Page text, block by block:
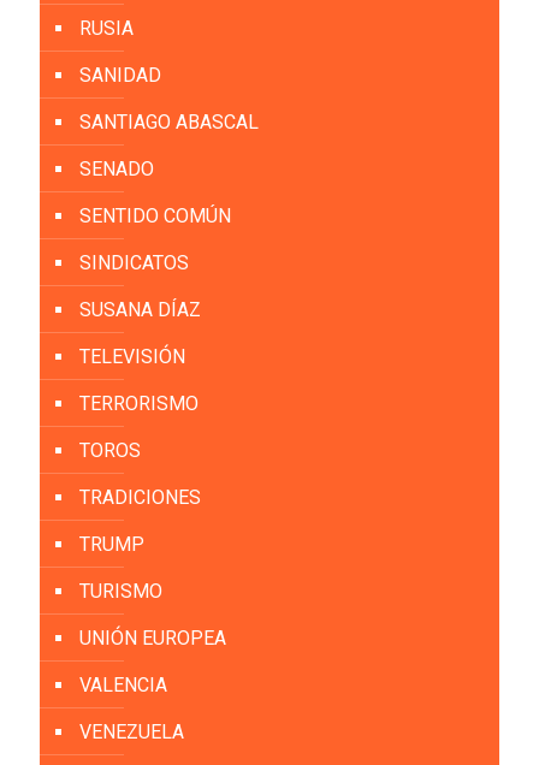
RUSIA
SANIDAD
SANTIAGO ABASCAL
SENADO
SENTIDO COMÚN
SINDICATOS
SUSANA DÍAZ
TELEVISIÓN
TERRORISMO
TOROS
TRADICIONES
TRUMP
TURISMO
UNIÓN EUROPEA
VALENCIA
VENEZUELA